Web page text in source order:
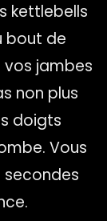
kettlebells
bout de
vos jambes
non plus
doigts
Vous
secondes